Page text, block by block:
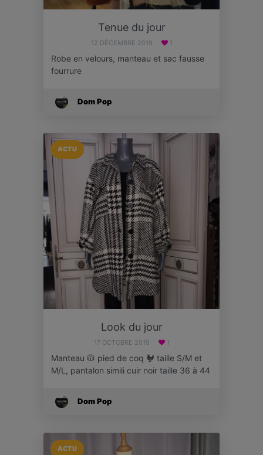
Tenue du jour
12 DÉCEMBRE 2019 1
Robe en velours, manteau et sac fausse
fourrure
Dom Pop
ACTU
Look du jour
17 OCTOBRE 2019 1
Manteau 🧥 pied de coq 🐓 taille S/M et
M/L, pantalon simili cuir noir taille 36 à 44
Dom Pop
ACTU